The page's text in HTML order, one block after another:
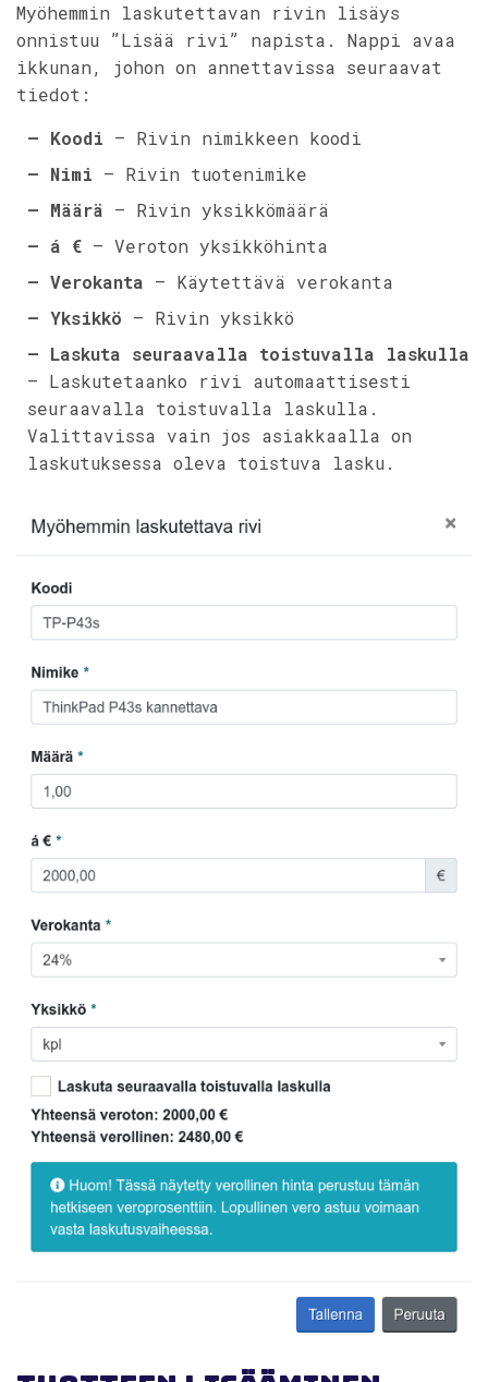
Myöhemmin laskutettavan rivin lisäys
onnistuu ”Lisää rivi” napista. Nappi avaa
ikkunan, johon on annettavissa seuraavat
tiedot:
– Koodi – Rivin nimikkeen koodi
– Nimi – Rivin tuotenimike
– Määrä – Rivin yksikkömäärä
– á € – Veroton yksikköhinta
– Verokanta – Käytettävä verokanta
– Yksikkö – Rivin yksikkö
– Laskuta seuraavalla toistuvalla laskulla
– Laskutetaanko rivi automaattisesti
seuraavalla toistuvalla laskulla.
Valittavissa vain jos asiakkaalla on
laskutuksessa oleva toistuva lasku.